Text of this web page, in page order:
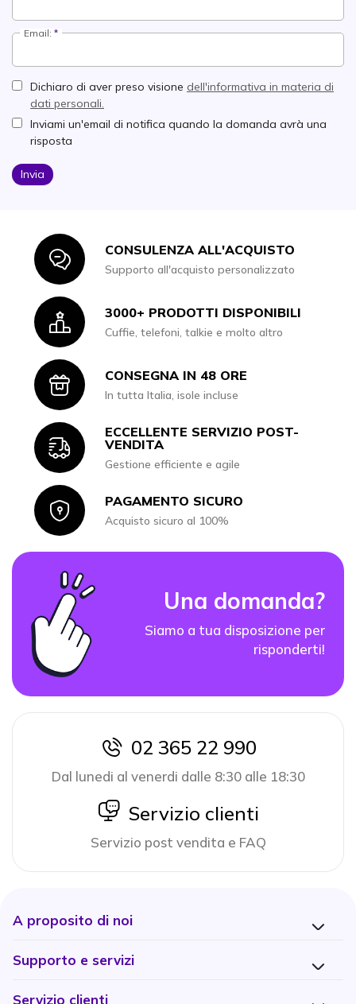
Email:
Dichiaro di aver preso visione dell'informativa in materia di
dati personali.
Inviami un'email di notifica quando la domanda avrà una
risposta
Invia
IconCONSULENZA ALL'ACQUISTO
Supporto all'acquisto personalizzato
Icon3000+ PRODOTTI DISPONIBILI
Cuffie, telefoni, talkie e molto altro
IconCONSEGNA IN 48 ORE
In tutta Italia, isole incluse
Icon
ECCELLENTE SERVIZIO POST-
VENDITA
Gestione efficiente e agile
IconPAGAMENTO SICURO
Acquisto sicuro al 100%
Una domanda?
Siamo a tua disposizione per
risponderti!
icon
02 365 22 990
Dal lunedi al venerdi dalle 8:30 alle 18:30
icon
Servizio clienti
Servizio post vendita e FAQ
A proposito di noi
Supporto e servizi
Servizio clienti